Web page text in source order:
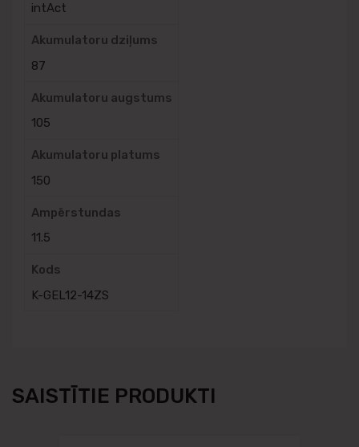
intAct
Akumulatoru dziļums
87
Akumulatoru augstums
105
Akumulatoru platums
150
Ampērstundas
11.5
Kods
K-GEL12-14ZS
SAISTĪTIE PRODUKTI